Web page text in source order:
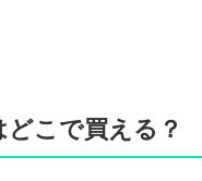
こで買える？